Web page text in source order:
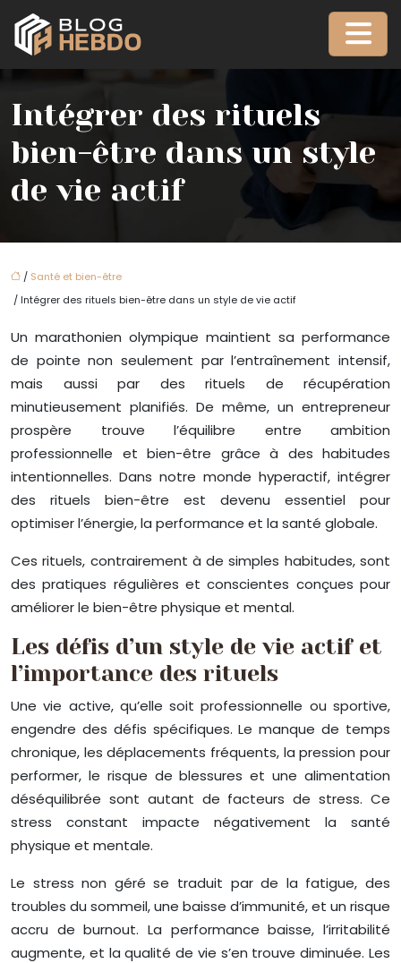
Intégrer des rituels
bien-être dans un style
de vie actif
/ Santé et bien-être
/ Intégrer des rituels bien-être dans un style de vie actif
Un marathonien olympique maintient sa performance
de pointe non seulement par l’entraînement intensif,
mais aussi par des rituels de récupération
minutieusement planifiés. De même, un entrepreneur
prospère trouve l’équilibre entre ambition
professionnelle et bien-être grâce à des habitudes
intentionnelles. Dans notre monde hyperactif, intégrer
des rituels bien-être est devenu essentiel pour
optimiser l’énergie, la performance et la santé globale.
Ces rituels, contrairement à de simples habitudes, sont
des pratiques régulières et conscientes conçues pour
améliorer le bien-être physique et mental.
Les défis d’un style de vie actif et
l’importance des rituels
Une vie active, qu’elle soit professionnelle ou sportive,
engendre des défis spécifiques. Le manque de temps
chronique, les déplacements fréquents, la pression pour
performer, le risque de blessures et une alimentation
déséquilibrée sont autant de facteurs de stress. Ce
stress constant impacte négativement la santé
physique et mentale.
Le stress non géré se traduit par de la fatigue, des
troubles du sommeil, une baisse d’immunité, et un risque
accru de burnout. La performance baisse, l’irritabilité
augmente, et la qualité de vie s’en trouve diminuée. Les